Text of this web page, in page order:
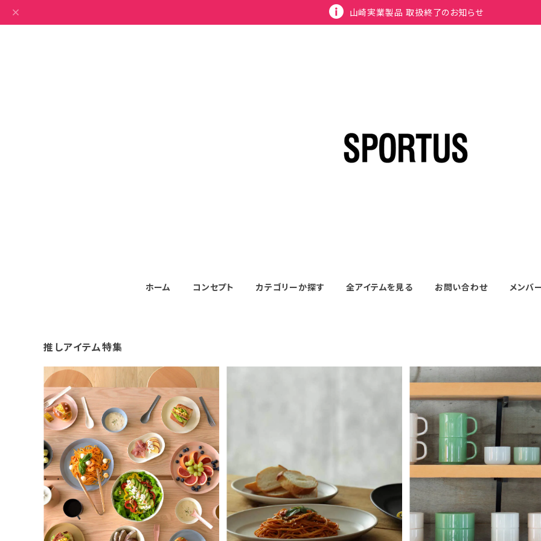
山崎実業製品 取扱終了のお知らせ
ホーム コンセプト カテゴリーか探す 全アイテムを見る お問い合わせ メンバ
推しアイテム特集